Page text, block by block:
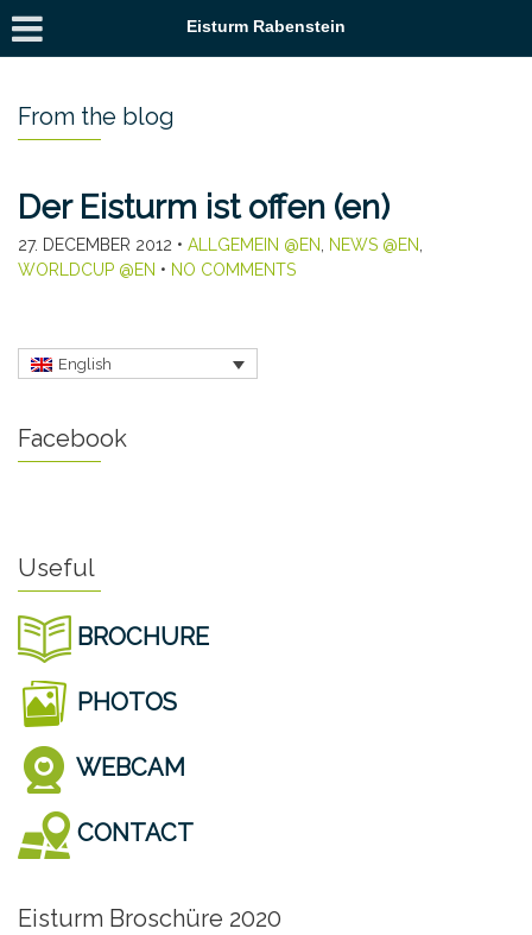
Eisturm Rabenstein
From the blog
Der Eisturm ist offen (en)
27. DECEMBER 2012 • ALLGEMEIN @EN NEWS @EN
WORLDCUP @EN • NO COMMENTS
English
Facebook
Useful
BROCHURE
PHOTOS
WEBCAM
CONTACT
Eisturm Broschüre 2020